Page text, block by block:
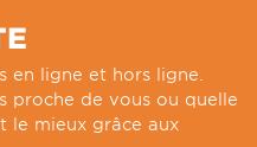
en ligne et hors ligne.
proche de vous ou quelle
le mieux grâce aux